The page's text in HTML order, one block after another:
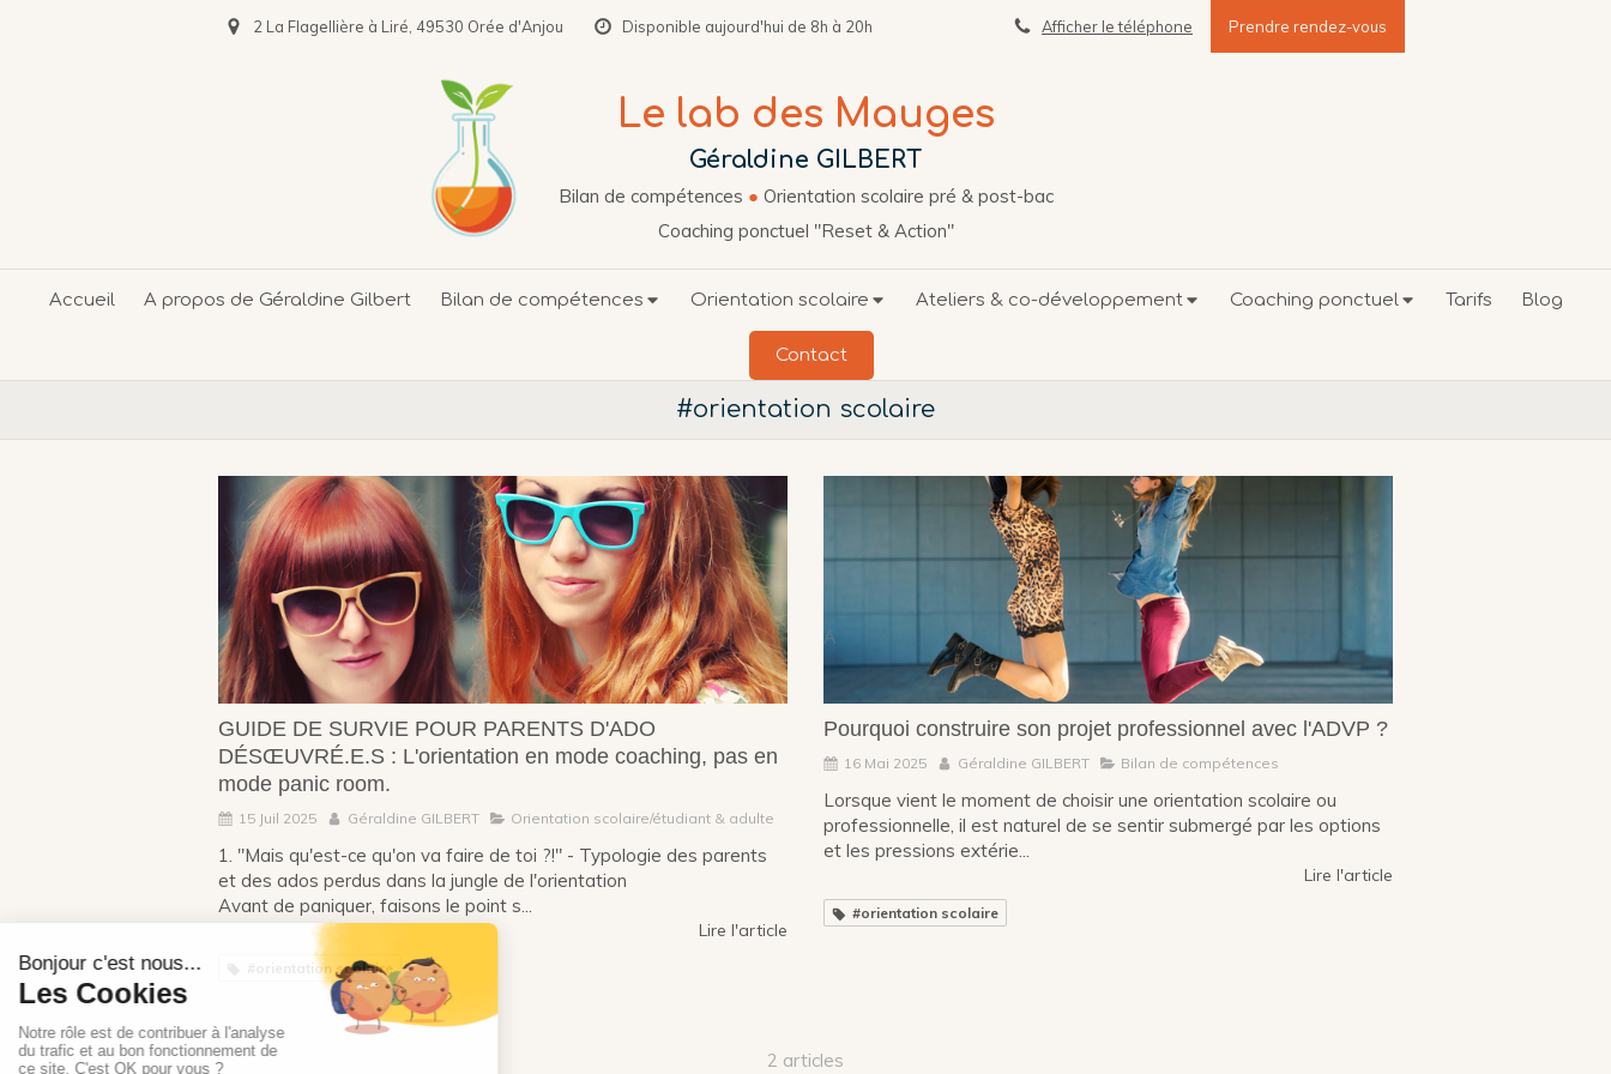
2 La Flagellière à Liré, 49530 Orée d'Anjou Disponible aujourd'hui de 8h à 20h Prendre rendez-vous
Afficher le téléphone
Le lab des Mauges
Géraldine GILBERT
Bilan de compétences ● Orientation scolaire pré & post-bac
Coaching ponctuel "Reset & Action"
Accueil A propos de Géraldine Gilbert Bilan de compétences Orientation scolaire Ateliers & co-développement Coaching ponctuel Tarifs Blog
Contact
#orientation scolaire
GUIDE DE SURVIE POUR PARENTS D'ADO
DÉSŒUVRÉ.E.S : L'orientation en mode coaching, pas en
mode panic room.
15 Juil 2025 Géraldine GILBERT Orientation scolaire/étudiant & adulte
1. "Mais qu'est-ce qu'on va faire de toi ?!" - Typologie des parents
et des ados perdus dans la jungle de l'orientation
Avant de paniquer, faisons le point s...
Lire l'article
#orientation scolaire
Pourquoi construire son projet professionnel avec l'ADVP ?
16 Mai 2025 Géraldine GILBERT Bilan de compétences
Lorsque vient le moment de choisir une orientation scolaire ou
professionnelle, il est naturel de se sentir submergé par les options
et les pressions extérie...
Lire l'article
#orientation scolaire
2 articles